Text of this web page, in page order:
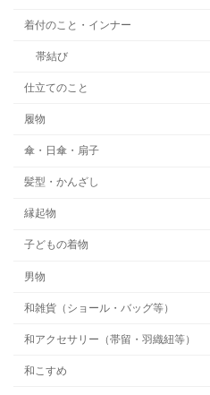
着付のこと・インナー
帯結び
仕立てのこと
履物
傘・日傘・扇子
髪型・かんざし
縁起物
子どもの着物
男物
和雑貨（ショール・バッグ等）
和アクセサリー（帯留・羽織紐等）
和こすめ